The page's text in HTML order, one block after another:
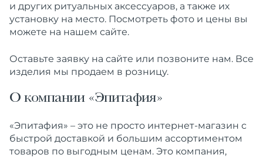
и других ритуальных аксессуаров, а также их
установку на место. Посмотреть фото и цены вы
можете на нашем сайте.
Оставьте заявку на сайте или позвоните нам. Все
изделия мы продаем в розницу.
О компании «Эпитафия»
«Эпитафия» – это не просто интернет-магазин с
быстрой доставкой и большим ассортиментом
товаров по выгодным ценам. Это компания,